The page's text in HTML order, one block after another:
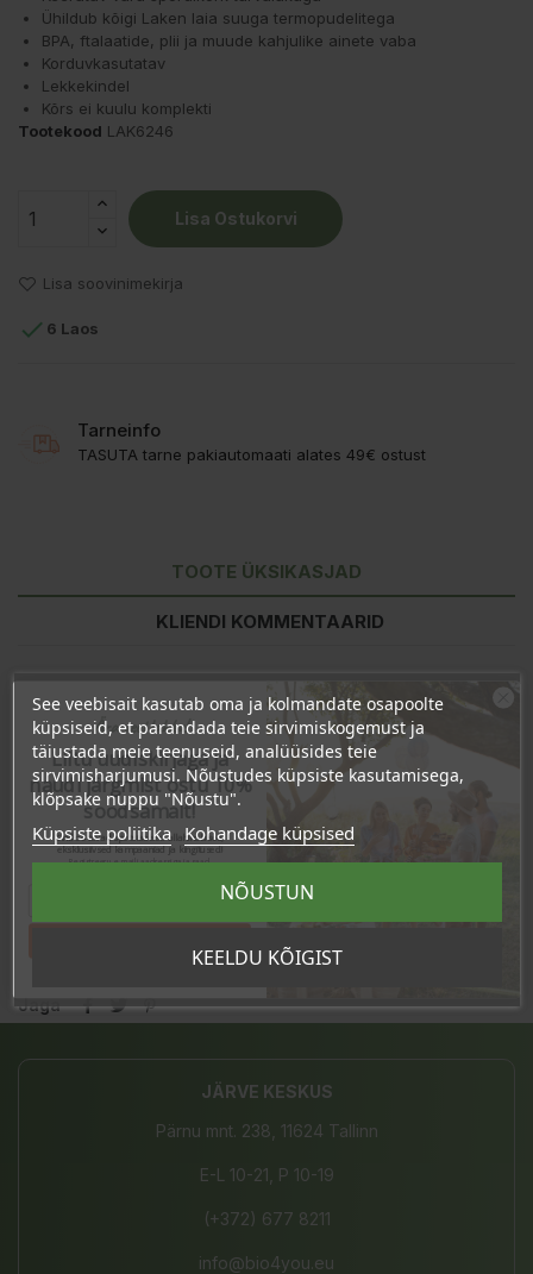
Ühildub kõigi Laken laia suuga termopudelitega
BPA, ftalaatide, plii ja muude kahjulike ainete vaba
Korduvkasutatav
Lekkekindel
Kõrs ei kuulu komplekti
Tootekood LAK6246
Lisa Ostukorvi
Lisa soovinimekirja
 6 Laos
Tarneinfo
TASUTA tarne pakiautomaati alates 49€ ostust
TOOTE ÜKSIKASJAD
KLIENDI KOMMENTAARID
Jaga
JÄRVE KESKUS
Pärnu mnt. 238, 11624 Tallinn
E-L 10-21, P 10-19
(+372) 677 8211
info@bio4you.eu
See veebisait kasutab oma ja kolmandate osapoolte
küpsiseid, et parandada teie sirvimiskogemust ja
täiustada meie teenuseid, analüüsides teie
sirvimisharjumusi. Nõustudes küpsiste kasutamisega,
klõpsake nuppu "Nõustu".
Küpsiste poliitika Kohandage küpsised
KEELDU KÕIGIST
NÕUSTUN
Ära veel lahku!
Liitu uudiskirjaga ja
naudi järgmist ostu 10%
soodsamalt!
Sind ootavad spetsiaalsed allahindlused,
eksklusiivsed kampaaniad ja kingitused!
Registreeru e-maili aadressiga ja saad